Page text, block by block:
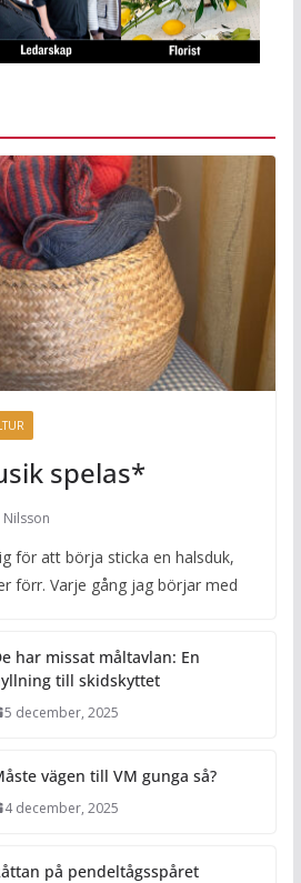
spelas*
Nilsson
för att börja sticka en halsduk,
förr. Varje gång jag börjar med
har missat måltavlan: En
till skidskyttet
5 december, 2025
vägen till VM gunga så?
4 december, 2025
på pendeltågsspåret